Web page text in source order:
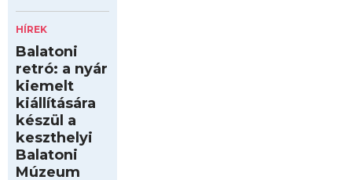
HÍREK
Balatoni
retró: a nyár
kiemelt
kiállítására
készül a
keszthelyi
Balatoni
Múzeum